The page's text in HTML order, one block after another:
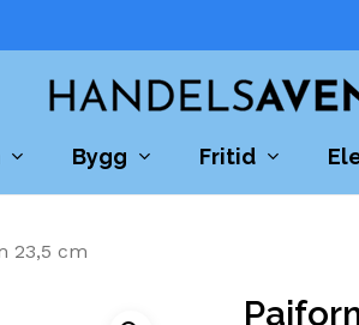
Bygg Fritid
23,5 cm